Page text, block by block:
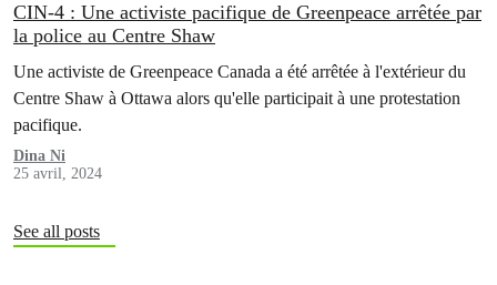
CIN-4 : Une activiste pacifique de Greenpeace arrêtée par
la police au Centre Shaw
Une activiste de Greenpeace Canada a été arrêtée à l'extérieur du
Centre Shaw à Ottawa alors qu'elle participait à une protestation
pacifique.
Dina Ni
25 avril, 2024
See all posts